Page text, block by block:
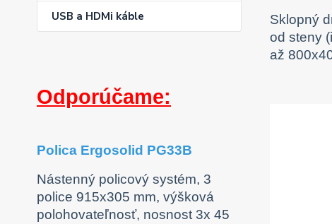
USB a HDMi káble
Odporúčame:
Polica Ergosolid PG33B
Nástenný policový systém, 3
police 915x305 mm, výšková
polohovateľnosť, nosnost 3x 45
Sklopný
od steny
až